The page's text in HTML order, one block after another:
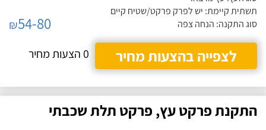
תשתית קיימת: יש לפרק פרקט/שטיח קיים
סוג התקנה: הנחה צפה
₪54-80
לצפייה בהצעות מחיר
0 הצעות מחיר
התקנת פרקט עץ, פרקט תלת שכבתי